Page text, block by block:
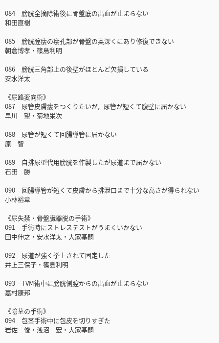
084 膀胱全摘除術後に骨盤底の出血が止まらない
和田直樹
085 膀胱腟瘻の瘻孔部が骨盤の奥深くにあり修復できない
朝倉博孝・篠島利明
086 膀胱三角部上の後壁がほとんど欠損している
安水洋太
《尿路変向術》
087 尿管皮膚瘻をつくりたいが，尿管が短くて腹壁に届かない
早川 望・菊地栄次
088 尿管が短くて回腸導管に届かない
原 智
089 自排尿型代用膀胱を作製したが尿道まで届かない
石田 勝
090 回腸導管が短くて皮膚から排泄口まで十分な高さが得られない
小林裕章
《尿失禁・骨盤臓器脱の手術》
091 手術時にストレステストがうまくいかない
田中伸之・安水洋太・大家基嗣
092 尿道が強く挙上されて固定した
井上三保子・篠島利明
093 TVM術中に膀胱側腔からの出血が止まらない
嘉村康邦
《陰茎の手術》
094 包茎手術中に包皮を切りすぎた
岩佐 俊・浅沼 宏・大家基嗣